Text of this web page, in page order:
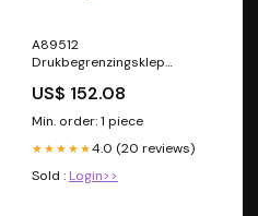
A89512
Drukbegrenzingsklep
US$ 152.08
Min. order: 1 piece
★★★★★4.0 (20 reviews)
Sold : Login>>